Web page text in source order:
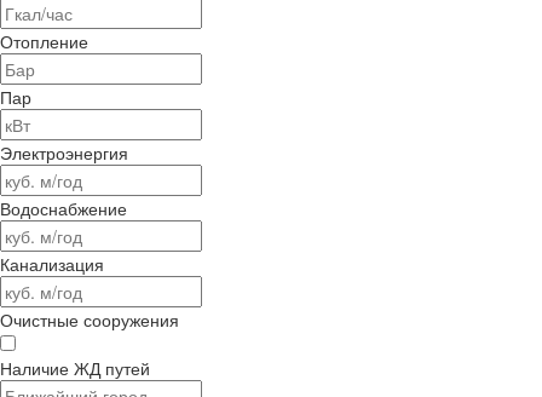
Отопление
Пар
Электроэнергия
Водоснабжение
Канализация
Очистные сооружения
Наличие ЖД путей